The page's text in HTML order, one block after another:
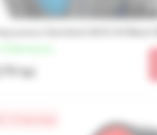
279 lei